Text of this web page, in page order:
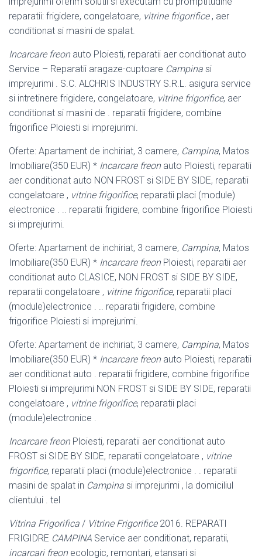
reparatii: frigidere, congelatoare, vitrine frigorifice, aer
conditionat si masini de spalat.
Incarcare freonauto Ploiesti, reparatii aer conditionat auto
Service – Reparatii aragaze-cuptoare Campina si
imprejurimi . S.C. ALCHRIS INDUSTRY S.R.L. asigura service
si intretinere frigidere, congelatoare, vitrine frigorifice, aer
conditionat si masini de . reparatii frigidere, combine
frigorifice Ploiesti si imprejurimi.
Oferte: Apartament de inchiriat, 3 camere, Campina, Matos
Imobiliare(350 EUR) * Incarcare freonauto Ploiesti, reparatii
aer conditionat auto NON FROST si SIDE BY SIDE, reparatii
congelatoare , vitrine frigorifice, reparatii placi (module)
electronice . .. reparatii frigidere, combine frigorifice Ploiesti
si imprejurimi.
Oferte: Apartament de inchiriat, 3 camere, Campina, Matos
Imobiliare(350 EUR) * Incarcare freonPloiesti, reparatii aer
conditionat auto CLASICE, NON FROST si SIDE BY SIDE,
reparatii congelatoare , vitrine frigorifice, reparatii placi
(module)electronice . .. reparatii frigidere, combine
frigorifice Ploiesti si imprejurimi.
Oferte: Apartament de inchiriat, 3 camere, Campina, Matos
Imobiliare(350 EUR) * Incarcare freonauto Ploiesti, reparatii
aer conditionat auto . reparatii frigidere, combine frigorifice
Ploiesti si imprejurimi NON FROST si SIDE BY SIDE, reparatii
congelatoare , vitrine frigorifice, reparatii placi
(module)electronice .
Incarcare freonPloiesti, reparatii aer conditionat auto
FROST si SIDE BY SIDE, reparatii congelatoare , vitrine
frigorifice, reparatii placi (module)electronice . . reparatii
masini de spalat in Campina si imprejurimi , la domiciliul
clientului . tel
Vitrina Frigorifica / Vitrine Frigorifice2016. REPARATI
FRIGIDRE CAMPINA Service aer conditionat, reparatii,
incarcari freonecologic, remontari, etansari si